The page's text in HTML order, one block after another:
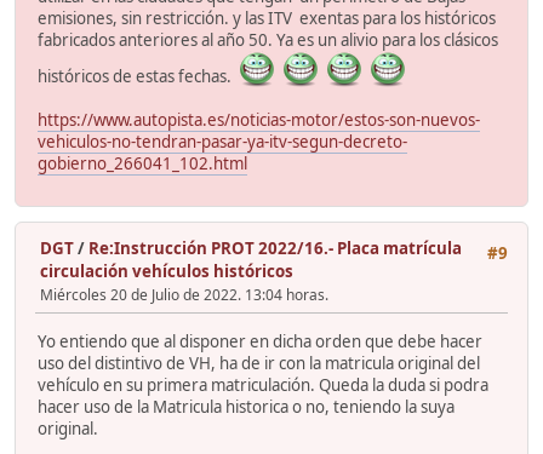
emisiones, sin restricción. y las ITV exentas para los históricos
fabricados anteriores al año 50. Ya es un alivio para los clásicos
históricos de estas fechas.
https://www.autopista.es/noticias-motor/estos-son-nuevos-
vehiculos-no-tendran-pasar-ya-itv-segun-decreto-
gobierno_266041_102.html
#9
DGT/ Re:Instrucción PROT 2022/16.- Placa matrícula
circulación vehículos históricos
Miércoles 20 de Julio de 2022. 13:04 horas.
Yo entiendo que al disponer en dicha orden que debe hacer
uso del distintivo de VH, ha de ir con la matricula original del
vehículo en su primera matriculación. Queda la duda si podra
hacer uso de la Matricula historica o no, teniendo la suya
original.